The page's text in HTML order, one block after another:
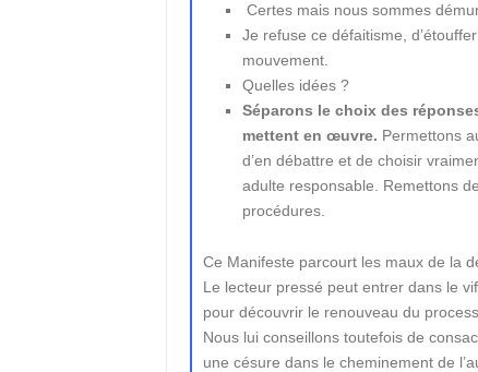
Certes mais nous sommes
Je refuse ce défaitisme,
mouvement.
Quelles idées ?
Séparons le choix des
mettent en œuvre. Permettons
d’en débattre et de choisir
adulte responsable. Remettons
procédures.
Ce Manifeste parcourt les maux de la
Le lecteur pressé peut entrer dans le
pour découvrir le renouveau du
Nous lui conseillons toutefois de
une césure dans le cheminement de